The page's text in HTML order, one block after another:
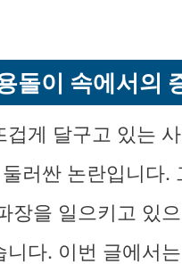
돌이 속에서의
게 달구고 있는
러싼 논란입니다.
장을 일으키고 있
다. 이번 글에서